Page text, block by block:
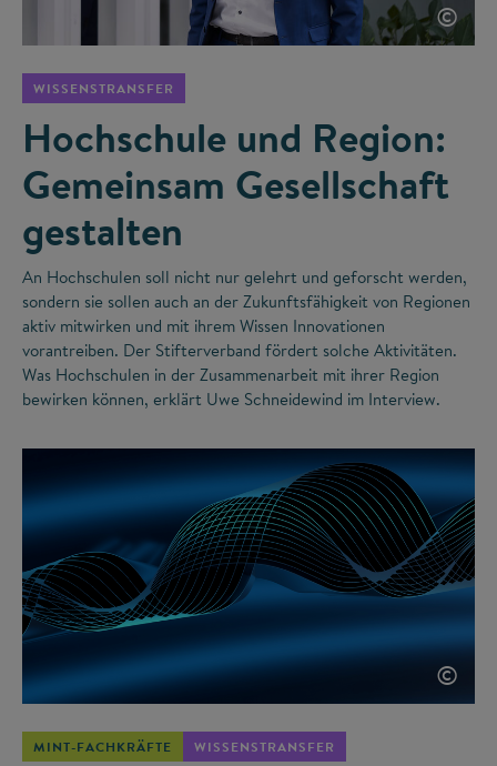
©
WISSENSTRANSFER
Hochschule und Region:
Gemeinsam Gesellschaft
gestalten
An Hochschulen soll nicht nur gelehrt und geforscht werden,
sondern sie sollen auch an der Zukunftsfähigkeit von Regionen
aktiv mitwirken und mit ihrem Wissen Innovationen
vorantreiben. Der Stifterverband fördert solche Aktivitäten.
Was Hochschulen in der Zusammenarbeit mit ihrer Region
bewirken können, erklärt Uwe Schneidewind im Interview.
©
MINT-FACHKRÄFTE WISSENSTRANSFER